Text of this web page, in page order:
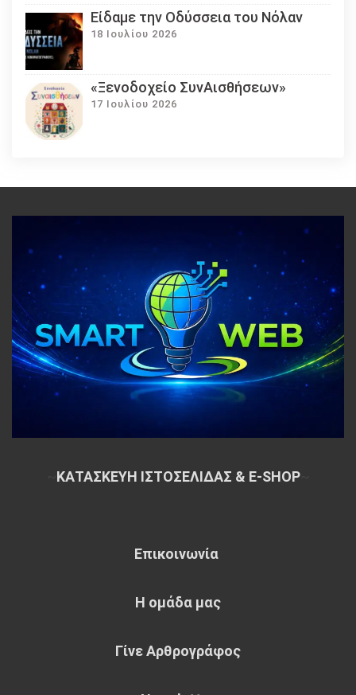
Eίδαμε την Οδύσσεια του Νόλαν
18 Ιουλίου 2026
«Ξενοδοχείο ΣυνΑισθήσεων»
17 Ιουλίου 2026
ΚΑΤΑΣΚΕΥΗ ΙΣΤΟΣΕΛΙΔΑΣ & E-SHOP~
Επικοινωνία
Η ομάδα μας
Γίνε Αρθρογράφος